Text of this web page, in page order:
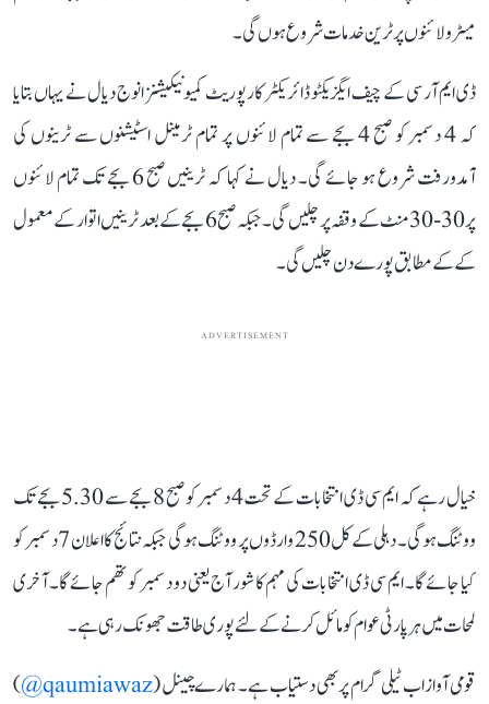
میٹرو لائنوں پر ٹرین خدمات شروع ہوں گی۔
ڈی ایم آر سی کے چیف ایگزیکٹو ڈائریکٹر کارپوریٹ کمیونیکیشنز انوج دیال نے یہاں بتایا
کہ 4 دسمبر کو صبح 4 بجے سے تمام لائنوں پر تمام ٹرمینل اسٹیشنوں سے ٹرینوں کی
آمدورفت شروع ہو جائے گی۔ دیال نے کہا کہ ٹرینیں صبح 6 بجے تک تمام لائنوں
پر 30-30 منٹ کے وقفہ پر چلیں گی۔ جبکہ صبح 6 بجے کے بعد ٹرینیں اتوار کے معمول
کے کے مطابق پورے دن چلیں گی۔
ADVERTISEMENT
خیال رہے کہ ایم سی ڈی انتخابات کے تحت 4 دسمبر کو صبح 8 بجے سے 5.30 بجے تک
ووٹنگ ہوگی۔ دہلی کے کل 250 وارڈوں پر ووٹنگ ہوگی جبکہ نتائج کا اعلان 7 دسمبر کو
کیا جائے گا۔ ایم سی ڈی انتخابات کی مہم کا شور آج یعنی دو دسمبر کو تھم جائے گا۔ آخری
لمحات میں ہر پارٹی عوام کو مائل کرنے کے لئے پوری طاقت جھونک رہی ہے۔
قومی آواز اب ٹیلی گرام پر بھی دستیاب ہے۔ ہمارے چینل (qaumiawaz@
)